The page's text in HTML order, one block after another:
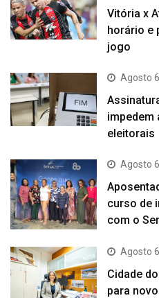
Vitória x
horário e
jogo
Agosto
impedem
eleitorais
Agosto
curso de
com o
Agosto
Cidade
para